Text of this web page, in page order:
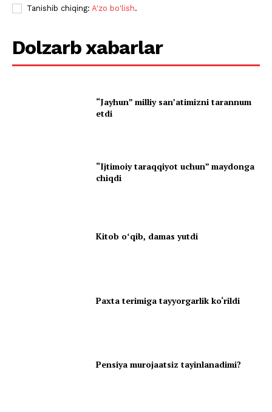
Tanishib chiqing: A'zo bo'lish.
Dolzarb xabarlar
“Jayhun” milliy san’atimizni tarannum
etdi
“Ijtimoiy taraqqiyot uchun” maydonga
chiqdi
Kitob oʻqib, damas yutdi
Paxta terimiga tayyorgarlik ko‘rildi
Pensiya murojaatsiz tayinlanadimi?